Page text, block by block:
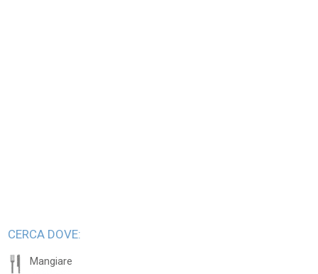
CERCA DOVE:
Mangiare